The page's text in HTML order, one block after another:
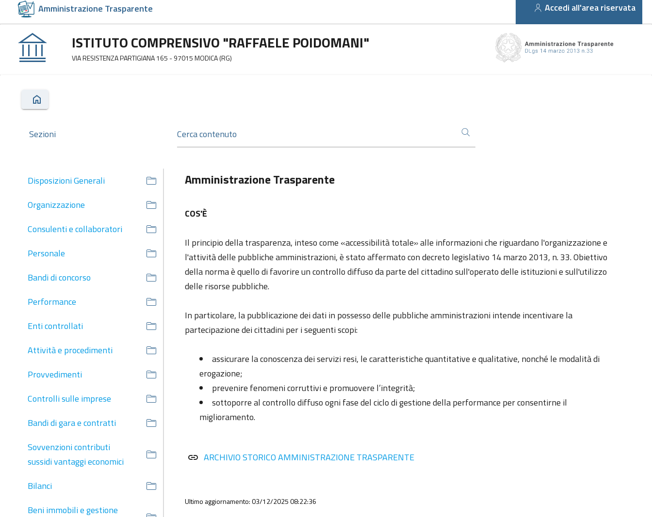
Amministrazione Trasparente Accedi all'area riservata
ISTITUTO COMPRENSIVO "RAFFAELE POIDOMANI"
VIA RESISTENZA PARTIGIANA 165 - 97015 MODICA (RG)
Sezioni
Disposizioni Generali
Organizzazione
Consulenti e collaboratori
Personale
Bandi di concorso
Performance
Enti controllati
Attività e procedimenti
Provvedimenti
Controlli sulle imprese
Bandi di gara e contratti
Sovvenzioni contributi
sussidi vantaggi economici
Bilanci
Beni immobili e gestione
Amministrazione Trasparente
COS'È
Il principio della trasparenza, inteso come «accessibilità totale» alle informazioni che riguardano l'organizzazione e
l'attività delle pubbliche amministrazioni, è stato affermato con decreto legislativo 14 marzo 2013, n. 33. Obiettivo
della norma è quello di favorire un controllo diffuso da parte del cittadino sull'operato delle istituzioni e sull'utilizzo
delle risorse pubbliche.
In particolare, la pubblicazione dei dati in possesso delle pubbliche amministrazioni intende incentivare la
partecipazione dei cittadini per i seguenti scopi:
assicurare la conoscenza dei servizi resi, le caratteristiche quantitative e qualitative, nonché le modalità di
erogazione;
prevenire fenomeni corruttivi e promuovere l’integrità;
sottoporre al controllo diffuso ogni fase del ciclo di gestione della performance per consentirne il
miglioramento.
link ARCHIVIO STORICO AMMINISTRAZIONE TRASPARENTE
Ultimo aggiornamento: 03/12/2025 08:22:36